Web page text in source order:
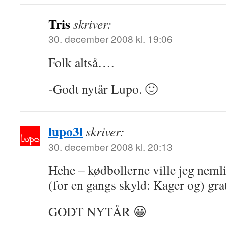
Trisskriver:
30. december 2008 kl. 19:06
Folk altså….
-Godt nytår Lupo. 🙂
lupo3lskriver:
30. december 2008 kl. 20:13
Hehe – kødbollerne ville jeg
(for en gangs skyld: Kager og)
GODT NYTÅR 😀